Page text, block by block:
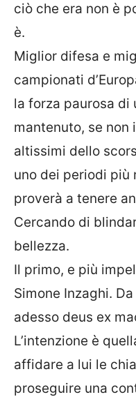
ciò che era non è
è.
Miglior difesa e
campionati
la forza paurosa di
mantenuto, se
altissimi dello
uno dei periodi più
proverà a tenere
Cercando di
bellezza.
Il primo, e più
Simone Inzaghi.
adesso deus ex
L’intenzione è
affidare a lui le
proseguire una